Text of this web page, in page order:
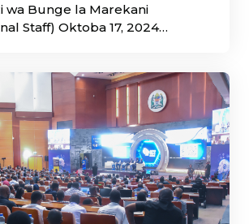
wa Bunge la Marekani
Staff) Oktoba 17, 2024